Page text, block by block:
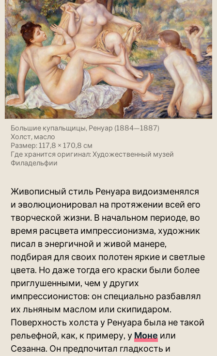
Большие купальщицы, Ренуар (1884—1887)
Холст, масло
Размер: 117,8 × 170,8 см
Где хранится оригинал: Художественный музей
Филадельфии
Живописный стиль Ренуара видоизменялся
и эволюционировал на протяжении всей его
творческой жизни. В начальном периоде, во
время расцвета импрессионизма, художник
писал в энергичной и живой манере,
подбирая для своих полотен яркие и светлые
цвета. Но даже тогда его краски были более
приглушенными, чем у других
импрессионистов: он специально разбавлял
их льняным маслом или скипидаром.
Поверхность холста у Ренуара была не такой
рельефной, как, к примеру, у Моне или
Сезанна. Он предпочитал гладкость и